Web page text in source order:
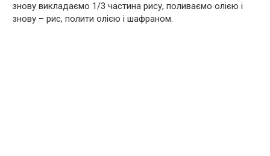
знову викладаємо 1/3 частина рису, поливаємо олією і
знову – рис, полити олією і шафраном.